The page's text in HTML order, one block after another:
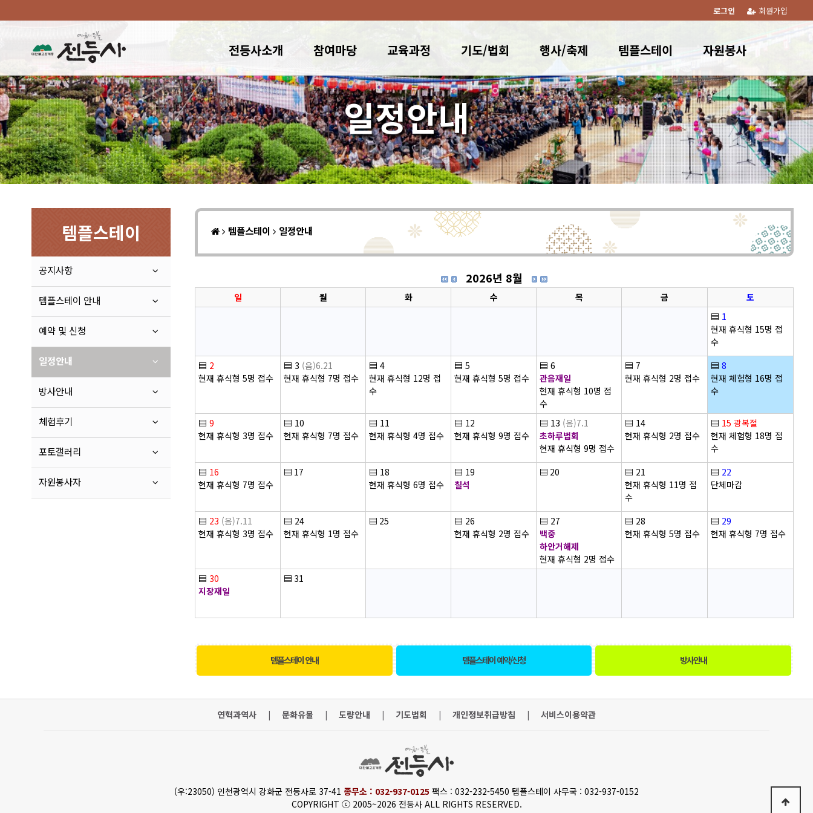
회원가입
로그인
전등사소개 참여마당 교육과정 기도/법회 행사/축제 템플스테이 자원봉사
일정안내
템플스테이
공지사항
템플스테이 안내
예약 및 신청
일정안내
방사안내
체험후기
포토갤러리
자원봉사자
템플스테이 일정안내
2026년 8월
일 월 화 수 목 금
토
▤ 1
현재 휴식형 15명 접
수
▤ 2
현재 휴식형 5명 접수
▤ 3 (음)6.21
현재 휴식형 7명 접수
▤ 4
현재 휴식형 12명 접
수
▤ 5
현재 휴식형 5명 접수
▤ 6
관음재일
현재 휴식형 10명 접
수
▤ 7
현재 휴식형 2명 접수
▤ 8
현재 체험형 16명 접
수
▤ 9
현재 휴식형 3명 접수
▤ 10
현재 휴식형 7명 접수
▤ 11
현재 휴식형 4명 접수
▤ 12
현재 휴식형 9명 접수
▤ 13 (음)7.1
초하루법회
현재 휴식형 9명 접수
▤ 14
현재 휴식형 2명 접수
▤ 15 광복절
현재 체험형 18명 접
수
▤ 16
현재 휴식형 7명 접수
▤ 17 ▤ 18
현재 휴식형 6명 접수
▤ 19
칠석
▤ 20 ▤ 21
현재 휴식형 11명 접
수
▤ 22
단체마감
▤ 23 (음)7.11
현재 휴식형 3명 접수
▤ 24
현재 휴식형 1명 접수
▤ 25 ▤ 26
현재 휴식형 2명 접수
▤ 27
백중
하안거해제
현재 휴식형 2명 접수
▤ 28
현재 휴식형 5명 접수
▤ 29
현재 휴식형 7명 접수
▤ 30
지장재일
▤ 31
템플스테이 안내 템플스테이 예약/신청 방사안내
연혁과역사 | 문화유물 | 도량안내 | 기도법회 | 개인정보취급방침 | 서비스이용약관
(우:23050) 인천광역시 강화군 전등사로 37-41 종무소 : 032-937-0125 팩스 : 032-232-5450 템플스테이 사무국 : 032-937-0152
COPYRIGHT ⓒ 2005~2026 전등사 ALL RIGHTS RESERVED.